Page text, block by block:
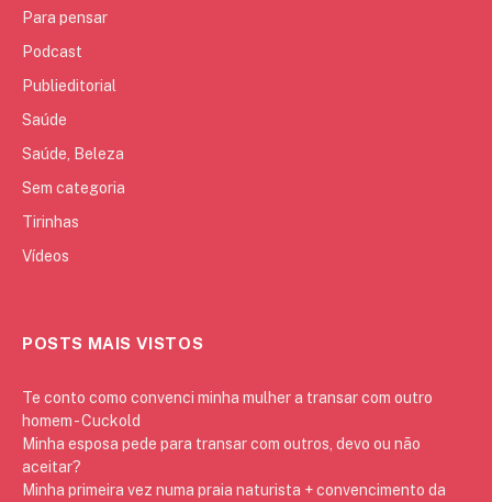
Para pensar
Podcast
Publieditorial
Saúde
Saúde, Beleza
Sem categoria
Tirinhas
Vídeos
POSTS MAIS VISTOS
Te conto como convenci minha mulher a transar com outro
homem - Cuckold
Minha esposa pede para transar com outros, devo ou não
aceitar?
Minha primeira vez numa praia naturista + convencimento da